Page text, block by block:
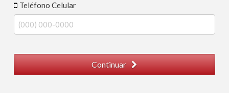
Teléfono Celular
Continuar